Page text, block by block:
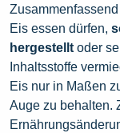
Eis essen dürfen,
hergestellt oder
Inhaltsstoffe
Eis nur in Maßen
Auge zu behalten.